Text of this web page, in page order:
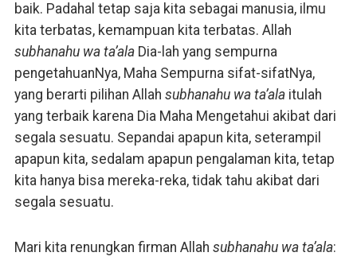
baik. Padahal tetap saja kita sebagai manusia, ilmu
kita terbatas, kemampuan kita terbatas. Allah
subhanahu wa ta’alaDia-lah yang sempurna
pengetahuanNya, Maha Sempurna sifat-sifatNya,
yang berarti pilihan Allah subhanahu wa ta’alaitulah
yang terbaik karena Dia Maha Mengetahui akibat dari
segala sesuatu. Sepandai apapun kita, seterampil
apapun kita, sedalam apapun pengalaman kita, tetap
kita hanya bisa mereka-reka, tidak tahu akibat dari
segala sesuatu.
Mari kita renungkan firman Allah subhanahu wa ta’ala: